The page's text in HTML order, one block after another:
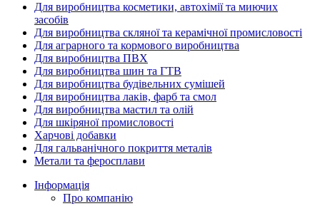
Для виробництва косметики, автохімії та миючих
засобів
Для виробництва скляної та керамічної промисловості
Для аграрного та кормового виробництва
Для виробництва ПВХ
Для виробництва шин та ГТВ
Для виробництва будівельних сумішей
Для виробництва лаків, фарб та смол
Для виробництва мастил та олій
Для шкіряної промисловості
Харчові добавки
Для гальванічного покриття металів
Метали та феросплави
Інформація
Про компанію